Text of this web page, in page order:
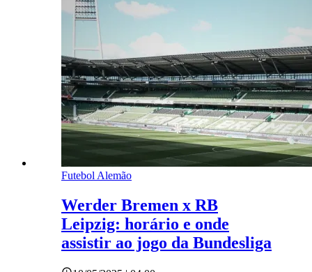
Futebol Alemão
Werder Bremen x RB
Leipzig: horário e onde
assistir ao jogo da Bundesliga